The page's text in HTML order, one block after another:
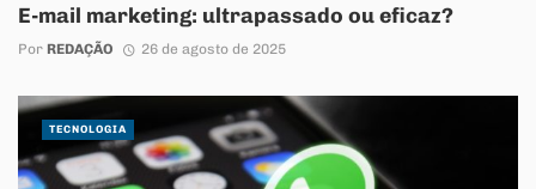
E-mail marketing: ultrapassado ou eficaz?
Por REDAÇÃO 26 de agosto de 2025
TECNOLOGIA